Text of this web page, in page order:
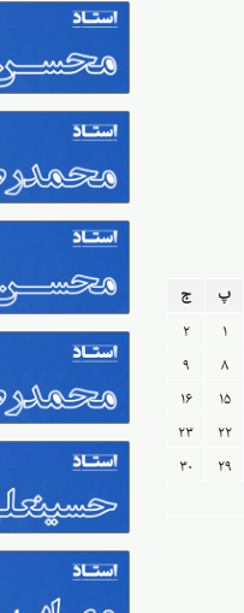
پ
ج
۱
۲
۸
۹
۱۵
۱۶
۲۲
۲۳
۲۹
۳۰